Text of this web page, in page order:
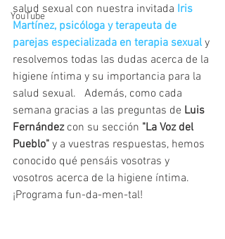
YouTube
salud sexual con nuestra invitada Iris
Martínez, psicóloga y terapeuta de
parejas especializada en terapia sexual y
resolvemos todas las dudas acerca de la
higiene íntima y su importancia para la
salud sexual.   Además, como cada
semana gracias a las preguntas de Luis
Fernández con su sección "La Voz del
Pueblo" y a vuestras respuestas, hemos
conocido qué pensáis vosotras y
vosotros acerca de la higiene íntima.
¡Programa fun-da-men-tal!